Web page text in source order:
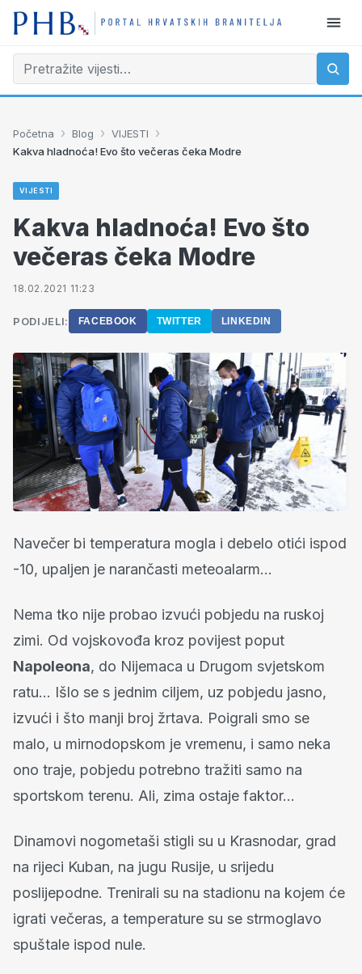
Početna › Blog › VIJESTI ›
Kakva hladnoća! Evo što večeras čeka Modre
VIJESTI
Kakva hladnoća! Evo što
večeras čeka Modre
18.02.2021 11:23
PODIJELI: FACEBOOK TWITTER LINKEDIN
Navečer bi temperatura mogla i debelo otići ispod
-10, upaljen je narančasti meteoalarm...
Nema tko nije probao izvući pobjedu na ruskoj
zimi. Od vojskovođa kroz povijest poput
Napoleona, do Nijemaca u Drugom svjetskom
ratu... Išlo se s jednim ciljem, uz pobjedu jasno,
izvući i što manji broj žrtava. Poigrali smo se
malo, u mirnodopskom je vremenu, i samo neka
ono traje, pobjedu potrebno tražiti samo na
sportskom terenu. Ali, zima ostaje faktor...
Dinamovi nogometaši stigli su u Krasnodar, grad
na rijeci Kuban, na jugu Rusije, u srijedu
poslijepodne. Trenirali su na stadionu na kojem će
igrati večeras, a temperature su se strmoglavo
spuštale ispod nule.